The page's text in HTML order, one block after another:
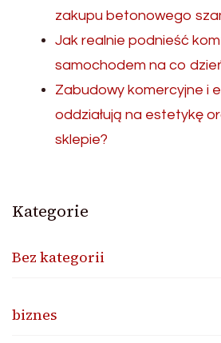
zakupu betonowego
Jak realnie podnieść
samochodem na co
Zabudowy komercyjne i
oddziałują na estetykę
sklepie?
Kategorie
Bez kategorii
biznes